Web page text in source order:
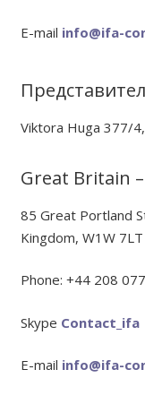
E-mail info@ifa-
Viktora Huga 377/
Great Britain
85 Great Portland
Kingdom, W1W 7LT
Phone: +44 208
Skype Contact_ifa
E-mail info@ifa-